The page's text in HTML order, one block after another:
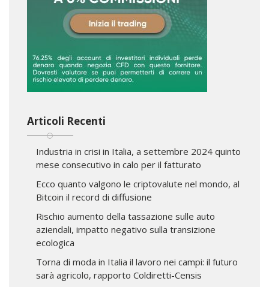
Articoli Recenti
Industria in crisi in Italia, a settembre 2024 quinto
mese consecutivo in calo per il fatturato
Ecco quanto valgono le criptovalute nel mondo, al
Bitcoin il record di diffusione
Rischio aumento della tassazione sulle auto
aziendali, impatto negativo sulla transizione
ecologica
Torna di moda in Italia il lavoro nei campi: il futuro
sarà agricolo, rapporto Coldiretti-Censis